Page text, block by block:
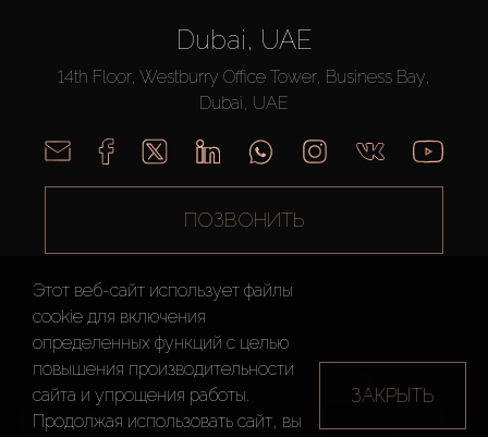
Dubai, UAE
14th Floor, Westburry Office Tower, Business Bay,
Dubai, UAE
ПОЗВОНИТЬ
AX CAPITAL ©2026 Все Права Защищены
Условия
использования
конфиденциальности
сайта
Этот веб-сайт использует файлы
cookie для включения
определенных функций c целью
повышения производительности
сайта и упрощения работы.
Продолжая использовать сайт, вы
ЗАКРЫТЬ